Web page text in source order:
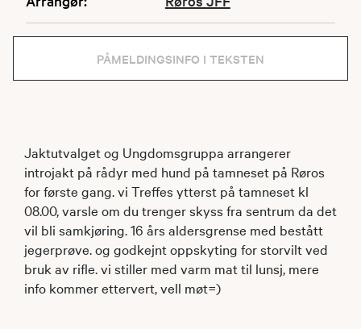
PÅMELDINGSINFO I TEKSTEN
Jaktutvalget og Ungdomsgruppa arrangerer
introjakt på rådyr med hund på tamneset på Røros
for første gang. vi Treffes ytterst på tamneset kl
08.00, varsle om du trenger skyss fra sentrum da det
vil bli samkjøring. 16 års aldersgrense med bestått
jegerprøve. og godkejnt oppskyting for storvilt ved
bruk av rifle. vi stiller med varm mat til lunsj, mere
info kommer ettervert, vell møt=)